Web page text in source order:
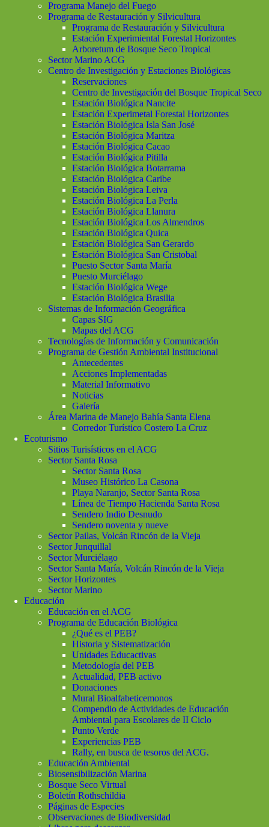
Programa Manejo del Fuego
Programa de Restauración y Silvicultura
Programa de Restauración y Silvicultura
Estación Experimiental Forestal Horizontes
Arboretum de Bosque Seco Tropical
Sector Marino ACG
Centro de Investigación y Estaciones Biológicas
Reservaciones
Centro de Investigación del Bosque Tropical Seco
Estación Biológica Nancite
Estación Experimetal Forestal Horizontes
Estación Biológica Isla San José
Estación Biológica Maritza
Estación Biológica Cacao
Estación Biológica Pitilla
Estación Biológica Botarrama
Estación Biológica Caribe
Estación Biológica Leiva
Estación Biológica La Perla
Estación Biológica Llanura
Estación Biológica Los Almendros
Estación Biológica Quica
Estación Biológica San Gerardo
Estación Biológica San Cristobal
Puesto Sector Santa María
Puesto Murciélago
Estación Biológica Wege
Estación Biológica Brasilia
Sistemas de Información Geográfica
Capas SIG
Mapas del ACG
Tecnologías de Información y Comunicación
Programa de Gestión Ambiental Institucional
Antecedentes
Acciones Implementadas
Material Informativo
Noticias
Galería
Área Marina de Manejo Bahía Santa Elena
Corredor Turístico Costero La Cruz
Ecoturismo
Sitios Turisísticos en el ACG
Sector Santa Rosa
Sector Santa Rosa
Museo Histórico La Casona
Playa Naranjo, Sector Santa Rosa
Línea de Tiempo Hacienda Santa Rosa
Sendero Indio Desnudo
Sendero noventa y nueve
Sector Pailas, Volcán Rincón de la Vieja
Sector Junquillal
Sector Murciélago
Sector Santa María, Volcán Rincón de la Vieja
Sector Horizontes
Sector Marino
Educación
Educación en el ACG
Programa de Educación Biológica
¿Qué es el PEB?
Historia y Sistematización
Unidades Educactivas
Metodología del PEB
Actualidad, PEB activo
Donaciones
Mural Bioalfabeticemonos
Compendio de Actividades de Educación
Ambiental para Escolares de II Ciclo
Punto Verde
Experiencias PEB
Rally, en busca de tesoros del ACG.
Educación Ambiental
Biosensibilización Marina
Bosque Seco Virtual
Boletín Rothschildia
Páginas de Especies
Observaciones de Biodiversidad